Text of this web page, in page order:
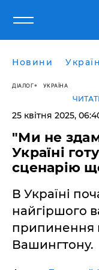
Новини
ДІАЛОГ УКРАЇНА
25 квітня 2025,
"Ми не
Україні
сценарію
В Україні
найгіршого
припинення
Вашингтону.